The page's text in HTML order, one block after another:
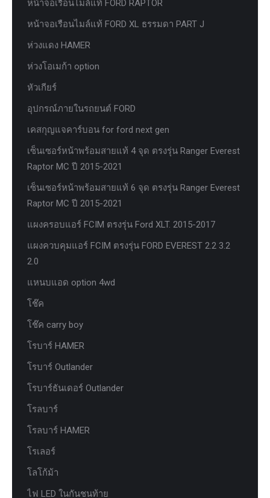
หน้าจอเรือนไมล์แท้ FORD RAPTOR
หน้าจอเรือนไมล์แท้ FORD XL ธรรมดา PART J
ห่วงแดง HAMER
ห่วงโอเมก้า option
หัวเกียร์
อุปกรณ์ภายในรถยนต์ FORD
เคสกุญแจคาร์บอน for ford next gen
เซ็นเซอร์หน้าพร้อมสายแท้ 4 จุด ตรงรุ่น Ranger Everest
Raptor MC ปี 2015-2021
เซ็นเซอร์หน้าพร้อมสายแท้ 6 จุด ตรงรุ่น Ranger Everest
Raptor MC ปี 2015-2021
แผงครอบแอร์ FCIM ตรงรุ่น Ford XLT. 2015-2017
แผงควบคุมแอร์ FCIM ตรงรุ่น FORD EVEREST 2.2 3.2
2.0
แหนบแอด option 4wd
โช๊ค
โช๊ค carry boy
โรบาร์ HAMER
โรบาร์ Outlander
โรบาร์ธันเดอร์ Outlander
โรลบาร์
โรลบาร์ HAMER
โรเลอร์
โลโก้ม้า
ไฟ LED ในกันชนท้าย